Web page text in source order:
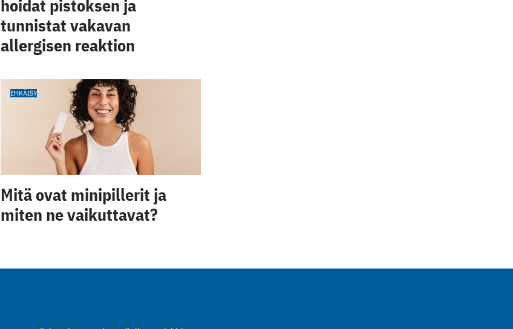
hoidat pistoksen ja
tunnistat vakavan
allergisen reaktion
EHKÄISY
Mitä ovat minipillerit ja
miten ne vaikuttavat?